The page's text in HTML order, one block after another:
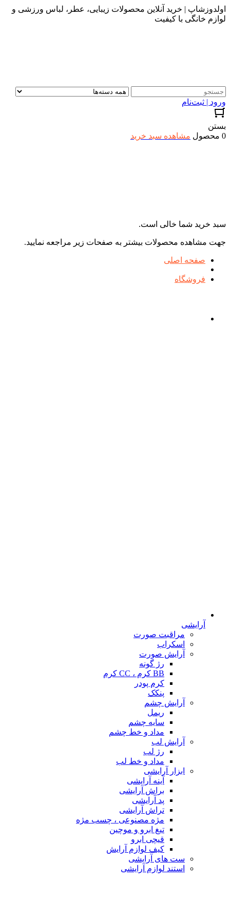
اولدوزشاپ | خرید آنلاین محصولات زیبایی، عطر، لباس ورزشی و
لوازم خانگی با کیفیت
ورود | ثبت‌نام
بستن
0 محصول
مشاهده سبد خرید
سبد خرید شما خالی است.
جهت مشاهده محصولات بیشتر به صفحات زیر مراجعه نمایید.
صفحه اصلی
فروشگاه
آرایشی
مراقبت صورت
اسکراب
آرایش صورت
رژ گونه
BB کرم ، CC کرم
کرم پودر
پنکک
آرایش چشم
ریمل
سایه چشم
مداد و خط چشم
آرایش لب
رژ لب
مداد و خط لب
ابزار آرایشی
آینه آرایشی
براش آرایشی
پد آرایشی
تراش آرایشی
مژه مصنوعی ، چسب مژه
تیغ ابرو و موچین
قیچی ابرو
کیف لوازم آرایش
ست های آرایشی
استند لوازم آرایشی